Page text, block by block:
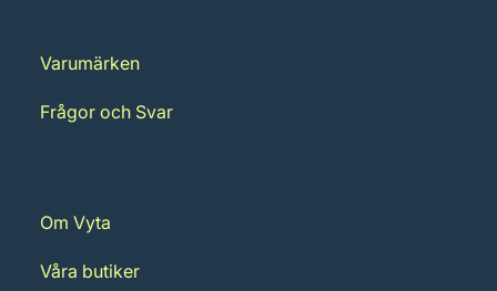
Varumärken
Frågor och Svar
Om Vyta
Våra butiker